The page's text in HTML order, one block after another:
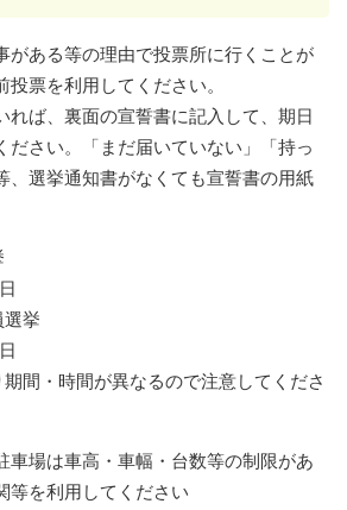
がある等の理由で投票所に行くことが
票を利用してください。
れば、裏面の宣誓書に記入して、期日
ださい。「まだ届いていない」「持っ
、選挙通知書がなくても宣誓書の用紙
選挙
間・時間が異なるので注意してくださ
場は車高・車幅・台数等の制限があ
等を利用してください